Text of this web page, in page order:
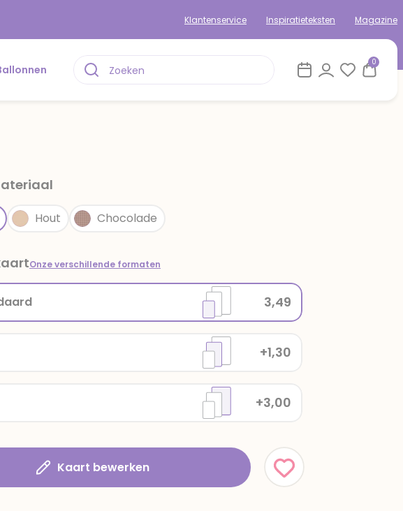
Klantenservice Inspiratieteksten Magazine
0
Hout Chocolade
Onze verschillende formaten
+3,00
+1,30
3,49
Kaart bewerken